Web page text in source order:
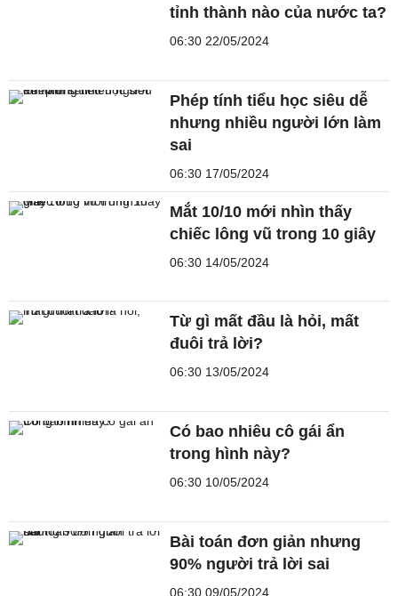
tỉnh thành nào của nước ta?
06:30 22/05/2024
Phép tính tiểu học siêu dễ
nhưng nhiều người lớn làm
sai
06:30 17/05/2024
Mắt 10/10 mới nhìn thấy
chiếc lông vũ trong 10 giây
06:30 14/05/2024
Từ gì mất đầu là hỏi, mất
đuôi trả lời?
06:30 13/05/2024
Có bao nhiêu cô gái ẩn
trong hình này?
06:30 10/05/2024
Bài toán đơn giản nhưng
90% người trả lời sai
06:30 09/05/2024